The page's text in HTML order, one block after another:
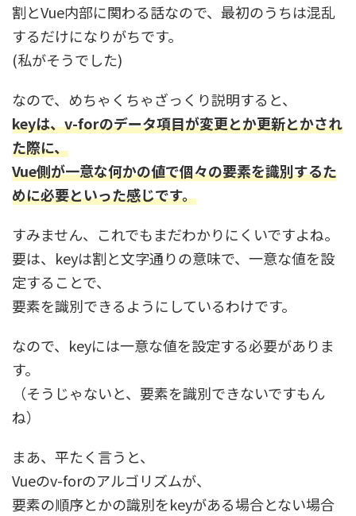
割とVue内部に関わる話なので、最初のうちは混乱
するだけになりがちです。
(私がそうでした)
なので、めちゃくちゃざっくり説明すると、
keyは、v-forのデータ項目が変更とか更新とかされ
た際に、
Vue側が一意な何かの値で個々の要素を識別するた
めに必要といった感じです。
すみません、これでもまだわかりにくいですよね。
要は、keyは割と文字通りの意味で、一意な値を設
定することで、
要素を識別できるようにしているわけです。
なので、keyには一意な値を設定する必要がありま
す。
（そうじゃないと、要素を識別できないですもん
ね）
まあ、平たく言うと、
Vueのv-forのアルゴリズムが、
要素の順序とかの識別をkeyがある場合とない場合